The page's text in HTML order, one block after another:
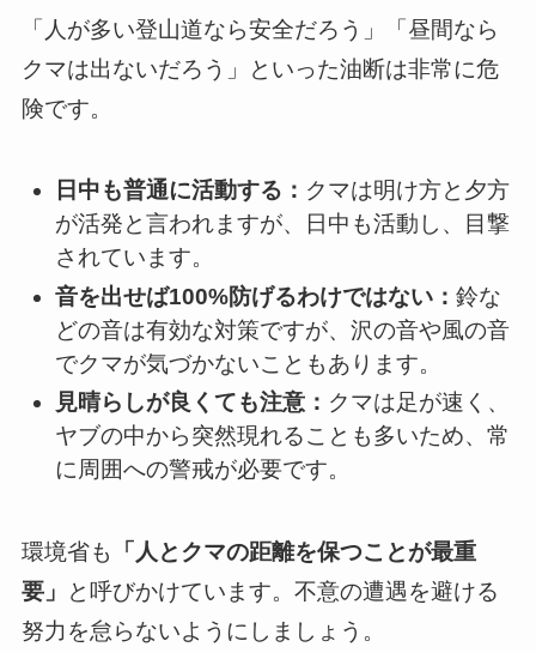
「人が多い登山道なら安全だろう」「昼間なら
クマは出ないだろう」といった油断は非常に危
険です。
日中も普通に活動する： クマは明け方と夕方
が活発と言われますが、日中も活動し、目撃
されています。
音を出せば100%防げるわけではない：鈴な
どの音は有効な対策ですが、沢の音や風の音
でクマが気づかないこともあります。
見晴らしが良くても注意： クマは足が速く、
ヤブの中から突然現れることも多いため、常
に周囲への警戒が必要です。
環境省も
「人とクマの距離を保つことが最重
要」
と呼びかけています。不意の遭遇を避ける
努力を怠らないようにしましょう。